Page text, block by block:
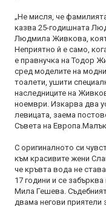
„Не мисля, че
казва 25-годишната
Людмила Живкова,
Неприятно й е само,
е правнучка на Тодор
сред моделите на
тоалети, ушити
наследниците на
ноември. Изкарва два
левицата, заема
Съвета на
С оригиналното си
към красивите жени
че кръвта вода не
17 години и се
Мила Гешева.
двама негови приятели